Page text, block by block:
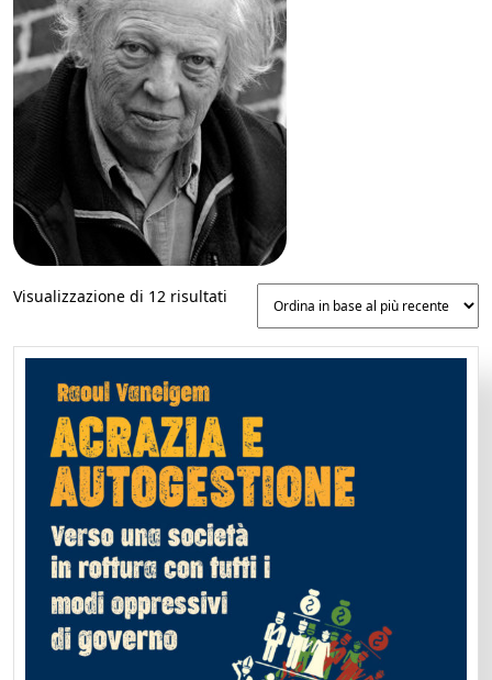
Visualizzazione di 12 risultati
base
recente